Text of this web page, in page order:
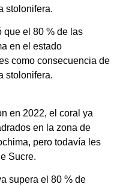
stolonifera.
que el 80 % de las
en el estado
como consecuencia de
stolonifera.
en 2022, el coral ya
en la zona de
pero todavía les
Sucre.
supera el 80 % de